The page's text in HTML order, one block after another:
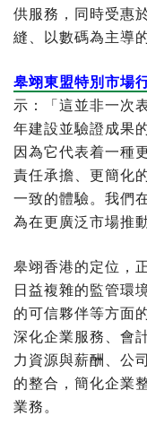
供服務，同時受惠
縫、以數碼為主導
皋翊東盟特別市場
示：「這並非一次
年建設並驗證成果
因為它代表着一種
責任承擔、更簡化
一致的體驗。我們
為在更廣泛市場推
皋翊香港的定位，
日益複雜的監管環
的可信夥伴等方面
深化企業服務、會
力資源與薪酬、公
的整合，簡化企業
業務。